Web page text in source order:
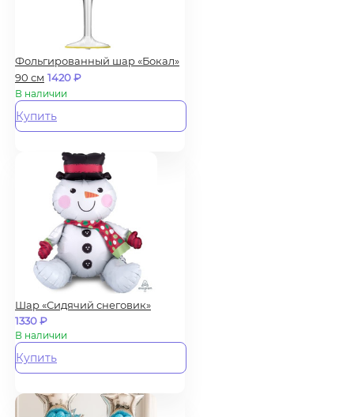
Фольгированный шар «Бокал»
90 см 1420₽
В наличии
Купить
Шар «Сидячий снеговик»
1330₽
В наличии
Купить